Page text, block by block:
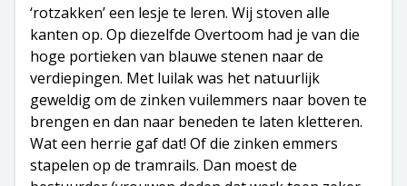
‘rotzakken’ een lesje te leren. Wij stoven alle
kanten op. Op diezelfde Overtoom had je van die
hoge portieken van blauwe stenen naar de
verdiepingen. Met luilak was het natuurlijk
geweldig om de zinken vuilemmers naar boven te
brengen en dan naar beneden te laten kletteren.
Wat een herrie gaf dat! Of die zinken emmers
stapelen op de tramrails. Dan moest de